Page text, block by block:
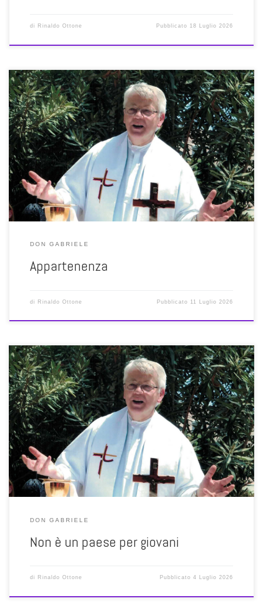
di Rinaldo Ottone Pubblicato 18 Luglio 2026
«L’appartenenza è avere gli altri dentro di sé» cantava Giorgio Gaber.
Qui don Gabriele mostra la genesi di questa appartenenza, che è
fatta di vicinanza, di partecipazione, di gioie e di sofferenze
condivise, anche solo di sguardi sullo stesso paesaggio, la
medesima terra, le stesse montagne. Attraverso tutto ciò si […]
DON GABRIELE
Appartenenza
di Rinaldo Ottone Pubblicato 11 Luglio 2026
Sembra una profezia della situazione attuale in cui avvertiamo
facilmente l’inadeguatezza dei nostri giovani e avanziamo mille
perplessità su di loro, mentre facciamo fatica a renderci conto che la
vera causa del loro profondo disagio dipende, in larga parte, proprio
da noi e dalla società che abbiamo costruito. Quando il […]
DON GABRIELE
Non è un paese per giovani
di Rinaldo Ottone Pubblicato4 Luglio 2026